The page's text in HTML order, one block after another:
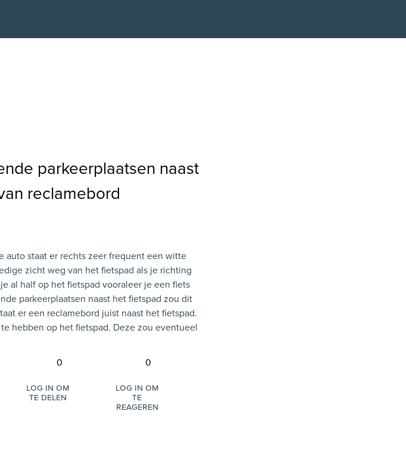
parkeerplaatsen naast
reclamebord
auto staat er rechts zeer frequent een witte
zicht weg van het fietspad als je richting
al half op het fietspad vooraleer je een fiets
parkeerplaatsen naast het fietspad zou dit
er een reclamebord juist naast het fietspad.
hebben op het fietspad. Deze zou eventueel
0
Log in om
te delen
0
Log in om
te
reageren